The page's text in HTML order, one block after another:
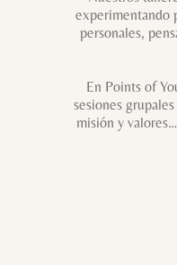
experimentando
personales,
En Points of
sesiones
misión y